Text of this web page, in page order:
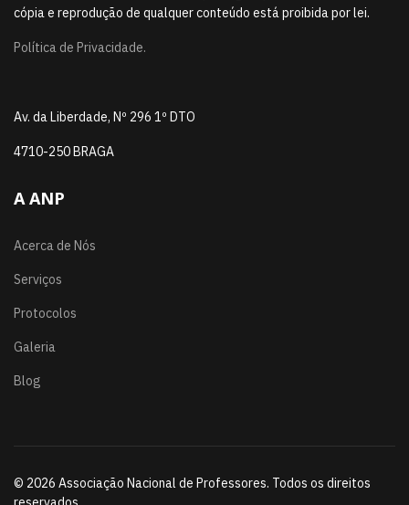
cópia e reprodução de qualquer conteúdo está proibida por lei.
Política de Privacidade.
Av. da Liberdade, Nº 296 1º DTO
4710-250 BRAGA
A ANP
Acerca de Nós
Serviços
Protocolos
Galeria
Blog
© 2026 Associação Nacional de Professores. Todos os direitos